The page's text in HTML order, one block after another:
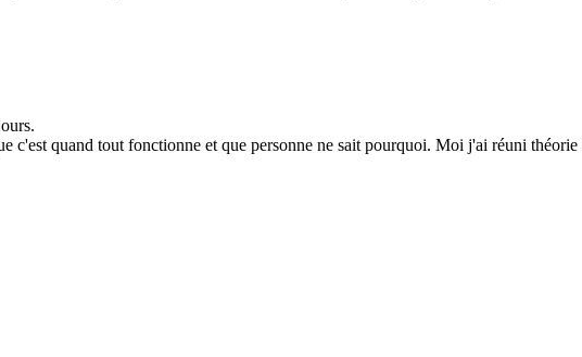
c'est quand tout fonctionne et que personne ne sait pourquoi. Moi j'ai réuni